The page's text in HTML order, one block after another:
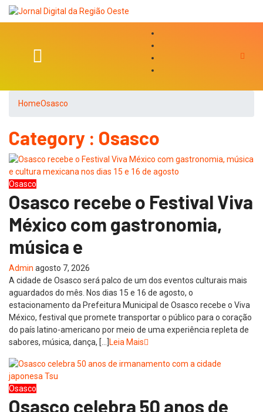
HomeOsasco
Category : Osasco
Osasco
Osasco recebe o Festival Viva
México com gastronomia,
música e
Admin agosto 7, 2026
A cidade de Osasco será palco de um dos eventos culturais mais
aguardados do mês. Nos dias 15 e 16 de agosto, o
estacionamento da Prefeitura Municipal de Osasco recebe o Viva
México, festival que promete transportar o público para o coração
do país latino-americano por meio de uma experiência repleta de
sabores, música, dança, […]
Leia Mais
Osasco
Osasco celebra 50 anos de